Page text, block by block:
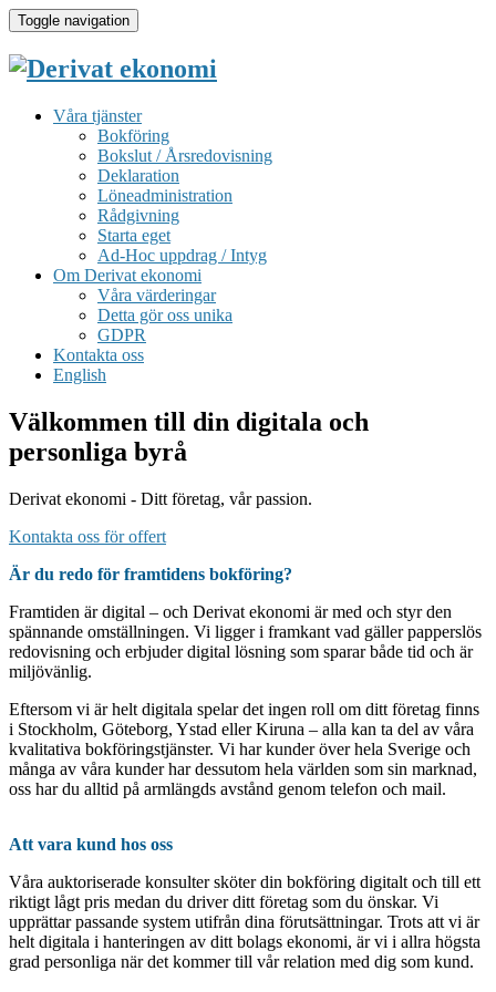
Toggle navigation
Våra tjänster
Bokföring
Bokslut / Årsredovisning
Deklaration
Löneadministration
Rådgivning
Starta eget
Ad-Hoc uppdrag / Intyg
Om Derivat ekonomi
Våra värderingar
Detta gör oss unika
GDPR
Kontakta oss
English
Välkommen till din digitala och
personliga byrå
Derivat ekonomi - Ditt företag, vår passion.
Kontakta oss för offert
Är du redo för framtidens bokföring?
Framtiden är digital – och Derivat ekonomi är med och styr den
spännande omställningen. Vi ligger i framkant vad gäller papperslös
redovisning och erbjuder digital lösning som sparar både tid och är
miljövänlig.
Eftersom vi är helt digitala spelar det ingen roll om ditt företag finns
i Stockholm, Göteborg, Ystad eller Kiruna – alla kan ta del av våra
kvalitativa bokföringstjänster. Vi har kunder över hela Sverige och
många av våra kunder har dessutom hela världen som sin marknad,
oss har du alltid på armlängds avstånd genom telefon och mail.
Att vara kund hos oss
Våra auktoriserade konsulter sköter din bokföring digitalt och till ett
riktigt lågt pris medan du driver ditt företag som du önskar. Vi
upprättar passande system utifrån dina förutsättningar. Trots att vi är
helt digitala i hanteringen av ditt bolags ekonomi, är vi i allra högsta
grad personliga när det kommer till vår relation med dig som kund.